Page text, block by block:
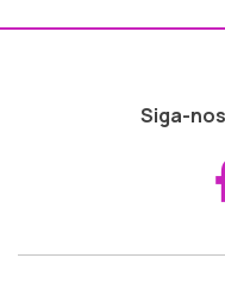
Siga-